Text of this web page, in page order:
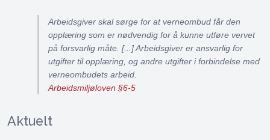
Arbeidsgiver skal sørge for at verneombud får den
opplæring som er nødvendig for å kunne utføre vervet
på forsvarlig måte. [...] Arbeidsgiver er ansvarlig for
utgifter til opplæring, og andre utgifter i forbindelse med
verneombudets arbeid.
Arbeidsmiljøloven §6-5
Aktuelt